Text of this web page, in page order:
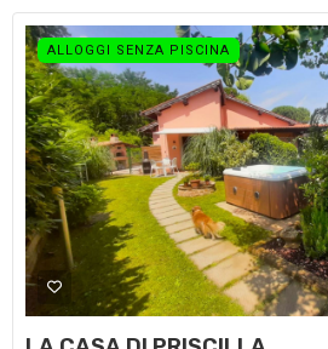
ALLOGGI SENZA PISCINA